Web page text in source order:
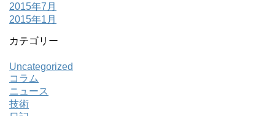
2015年7月
2015年1月
カテゴリー
Uncategorized
コラム
ニュース
技術